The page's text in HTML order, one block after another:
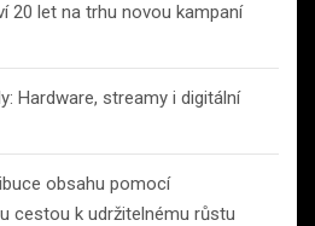
20 let na trhu novou kampaní
Hardware, streamy i digitální
obsahu pomocí
cestou k udržitelnému růstu